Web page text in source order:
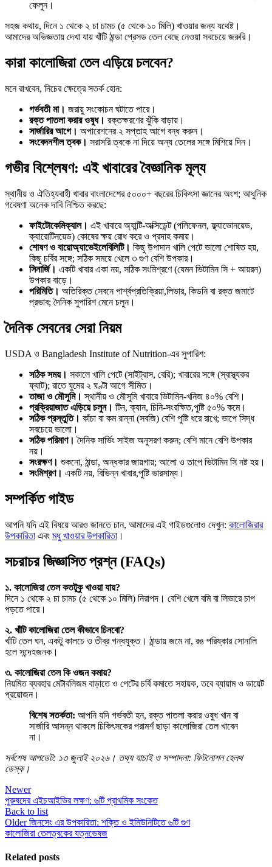
ফেলুন।
সহজ কথায়, দিনে ১ থেকে ২ চা চামচ (৫ থেকে ১০ মিলি) খাওয়ার জন্য যথেষ্ট।
আমাদের অভিজ্ঞতায় দেখা যায় খাঁটি ঠান্ডা প্রেসড তেল বেছে নেওয়া সবচেয়ে জরুরি।
কারা কালোজিরা তেল এড়িয়ে চলবেন?
মনে রাখবেন, নিচের ক্ষেত্রে সতর্ক হোন:
গর্ভবতী মা। জরায়ু সংকোচন ঘটাতে পারে।
রক্ত পাতলা করার ওষুধ। রক্তক্ষরণের ঝুঁকি বাড়ায়।
সার্জারির আগে। অপারেশনের ২ সপ্তাহ আগে বন্ধ করুন।
সংবেদনশীল ত্বক। সরাসরি ত্বকে না দিয়ে অন্য তেলের সঙ্গে মিশিয়ে দিন।
গভীর বিশ্লেষণ: এই খাবারের বৈজ্ঞানিক মূল্য
স্থানীয় ও ঐতিহ্যবাহী খাবার বাংলাদেশের ৫০০০+ বছরের চিকিৎসা জ্ঞানের অংশ; আধুনিক
গবেষণা অনেক দাবি নিশ্চিত করছে:
ফাইটোকেমিক্যাল। এই খাবারে অ্যান্টি-অক্সিডেন্ট (পলিফেনল, ফ্ল্যাভোনয়েড,
ক্যারোটিনয়েড) কোষের ক্ষয় রোধ করে ও প্রদাহ কমায়।
শোষণ ও বায়োঅ্যাভেইলেবিলিটি। কিছু উপাদান খালি পেটে ভালো শোষিত হয়,
কিছু চর্বির সঙ্গে; সঠিক সময়ে খেলে ৩ গুণ বেশি উপকার।
সিনার্জি। একটি খাবার একা নয়, সঠিক সংমিশ্রণে (যেমন ভিটামিন সি + আয়রন)
উপকার বাড়ে।
পরিমিতি। অতিরিক্ত সেবনে পার্শ্বপ্রতিক্রিয়া,লিভার, কিডনি বা রক্ত জমাটে
প্রভাব; দৈনিক সুপারিশ মেনে চলুন।
দৈনিক সেবনের সেরা নিয়ম
USDA ও Bangladesh Institute of Nutrition-এর সুপারিশ:
সঠিক সময়। সকালে খালি পেটে (সাইট্রাস, বেরি); খাবারের সঙ্গে (স্বাস্থ্যকর
ফ্যাট); রাতে ঘুমের ২ ঘণ্টা আগে সীমিত।
তাজা ও মৌসুমি। স্থানীয় ও মৌসুমি খাবারে ভিটামিন-খনিজ ৪০% বেশি।
প্রক্রিয়াজাত এড়িয়ে চলুন। টিন, ক্যান, চিনি-সংরক্ষিত,পুষ্টি ৫০% কমে।
সঠিক প্রস্তুতি। কাঁচা বা কম রান্না (সবজি) বেশি পুষ্টি ধরে রাখে; ভাপে সিদ্ধ
সবচেয়ে ভালো।
সঠিক পরিমাণ। দৈনিক সার্ভিং সাইজ অনুসরণ করুন; বেশি মানে বেশি উপকার
নয়।
সংরক্ষণ। শুকনো, ঠান্ডা, অন্ধকার জায়গায়; আলো ও তাপে ভিটামিন সি নষ্ট হয়।
সংমিশ্রণ। একটি নয়, বিভিন্ন খাবার,পুষ্টি ভারসাম্য।
সম্পর্কিত গাইড
আপনি যদি এই বিষয়ে আরও জানতে চান, আমাদের এই গাইডগুলোও দেখুন: কালোজিরার
উপকারিতা এবং মধু খাওয়ার উপকারিতা ।
সচরাচর জিজ্ঞাসিত প্রশ্ন (FAQs)
১. কালোজিরা তেল কতটুকু খাওয়া যায়?
দিনে ১ থেকে ২ চা চামচ (৫ থেকে ১০ মিলি) নিরাপদ। বেশি খেলে বমি বা লিভারে চাপ
পড়তে পারে।
২. খাঁটি কালোজিরা তেল কীভাবে চিনবো?
খাঁটি তেল ঘন, একটু কালচে ও তীব্র গন্ধযুক্ত। ঠান্ডায় জমে না, রঙ পরিষ্কার সোনালি
হলে সন্দেহজনক।
৩. কালোজিরা তেল কি ওজন কমায়?
নিয়মিত ব্যবহার মেটাবলিজম বাড়াতে ও পেটের চর্বি কমাতে সহায়ক, তবে ব্যায়াম ও ডায়েট
প্রয়োজন।
বিশেষ সতর্কতা: আপনি যদি গর্ভবতী হন, রক্ত পাতলা করার ওষুধ খান বা
সার্জারি আসন্ন থাকলে চিকিৎসকের পরামর্শ ছাড়া কালোজিরা তেল খাবেন
না।
সর্বশেষ আপডেট: ১৩ জুলাই ২০২৬। তথ্য যাচাই ও সম্পাদনা: ফিটনোশন হেলথ
ডেস্ক।
Newer
পুরুষদের এইচআইভির লক্ষণ: ৬টি প্রাথমিক সংকেত
Back to list
Older জিনসেং এর উপকারিতা: শক্তি ও ইমিউনিটিতে ৬টি গুণ
কালোজিরা তেলত্বকের যত্নভেষজ
Related posts